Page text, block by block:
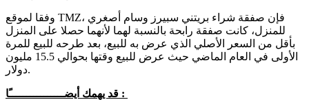
وفقا لموقع TMZ، فإن صفقة شراء بريتني سبيرز وسام أصغري
للمنزل، كانت صفقة رابحة بالنسبة لهما لأنهما حصلا على المنزل
بأقل من السعر الأصلي الذي عرض به للبيع، بعد طرحه للبيع للمرة
الأولى في العام الماضي حيث عرض للبيع وقتها بحوالي 15.5 مليون
دولار.
قد يهمك أيضــــــــــــــــًا :